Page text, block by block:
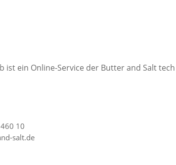
ist ein Online-Service der Butter and Salt
10
salt.de